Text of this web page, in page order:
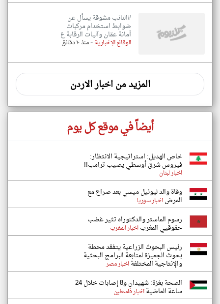
#النائب مشوقة يسأل عن
ضوابط استخدام مركبات
أمانة عمّان وآليات الرقابة ع
الوقائع الإخبارية-منذ ١٠ دقائق
المزيد من اخبار الاردن
أيضاً في موقع كل يوم
خاص الهديل: استراتيجية الانتظار:
فيروس شرق أوسطي يصيب ترامب!!
اخبار لبنان
وفاة والد ليونيل ميسي بعد صراع مع
المرضاخبار سوريا
رسوم الماستر والدكتوراه تثير غضب
حقوقيي المغرباخبار المغرب
رئيس البحوث الزراعية يتفقد محطة
بحوث الجميزة لمتابعة البرامج البحثية
والإنتاجية المختلفةاخبار مصر
الصحة بغزة: شهيدان و8 إصابات خلال 24
ساعة الماضيةاخبار فلسطين